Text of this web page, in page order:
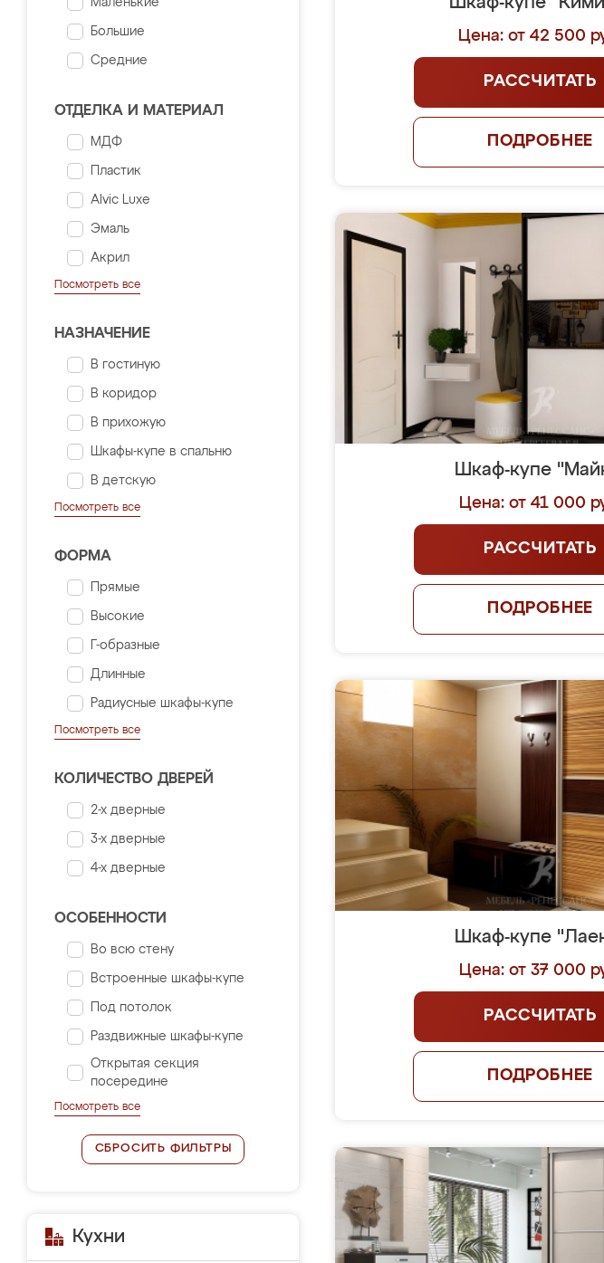
Маленькие
Большие
Средние
ОТДЕЛКА И МАТЕРИАЛ
МДФ
Пластик
Alvic Luxe
Эмаль
Акрил
Посмотреть все
НАЗНАЧЕНИЕ
В гостиную
В коридор
В прихожую
Шкафы-купе в спальню
В детскую
Посмотреть все
ФОРМА
Прямые
Высокие
Г-образные
Длинные
Радиусные шкафы-купе
Посмотреть все
КОЛИЧЕСТВО ДВЕРЕЙ
2-х дверные
3-х дверные
4-х дверные
ОСОБЕННОСТИ
Во всю стену
Встроенные шкафы-купе
Под потолок
Раздвижные шкафы-купе
Открытая секция
посередине
Посмотреть все
СБРОСИТЬ ФИЛЬТРЫ
Кухни
Цена: от 42 500
РАССЧИТАТЬ
ПОДРОБНЕЕ
Шкаф-купе
Цена: от 41 000
РАССЧИТАТЬ
ПОДРОБНЕЕ
Шкаф-купе
Цена: от 37 000
РАССЧИТАТЬ
ПОДРОБНЕЕ